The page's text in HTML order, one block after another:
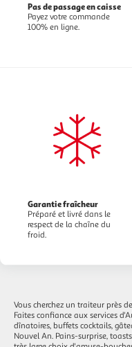
Pas de passage en caisse
Payez votre commande
100% en ligne.
Garantie fraîcheur
Préparé et livré dans le
respect de la chaîne du
froid.
Vous cherchez un traiteur près
Faites confiance aux services
dînatoires, buffets cocktails,
Nouvel An. Pains-surprise,